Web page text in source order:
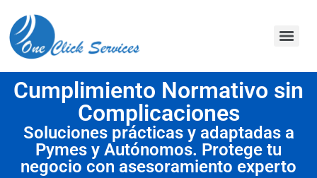
Cumplimiento Normativo sin
Complicaciones
Soluciones prácticas y adaptadas a
Pymes y Autónomos. Protege tu
negocio con asesoramiento experto